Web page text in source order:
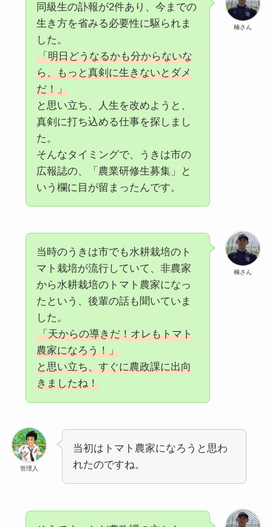
楠さん
同級生の訃報が2件あり、今までの
生き方を省みる必要性に駆られま
した。
「明日どうなるかも分からないな
ら、もっと真剣に生きないとダメ
だ！」
と思い立ち、人生を改めようと、
真剣に打ち込める仕事を探しまし
た。
そんなタイミングで、うきは市の
広報誌の、「農業研修生募集」と
いう欄に目が留まったんです。
楠さん
当時のうきは市でも水耕栽培のト
マト栽培が流行していて、非農家
から水耕栽培のトマト農家になっ
たという、後輩の話も聞いていま
した。
「天からの導きだ！オレもトマト
農家になろう！」
と思い立ち、すぐに農政課に出向
きましたね！
管理人
当初はトマト農家になろうと思わ
れたのですね。